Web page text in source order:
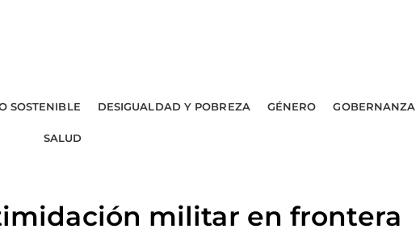
SOSTENIBLE DESIGUALDAD Y POBREZA GÉNERO GOBERNANZA
SALUD
militar en frontera